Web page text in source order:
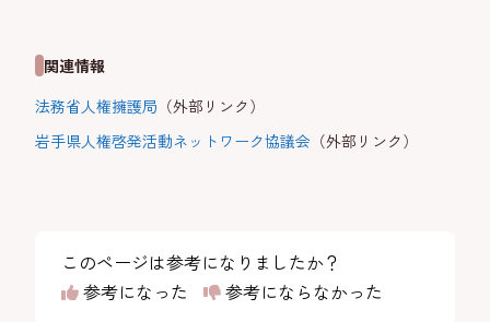
関連情報
法務省人権擁護局 （外部リンク）
岩手県人権啓発活動ネットワーク協議会 （外部リンク）
このページは参考になりましたか？
参考になった
参考にならなかった